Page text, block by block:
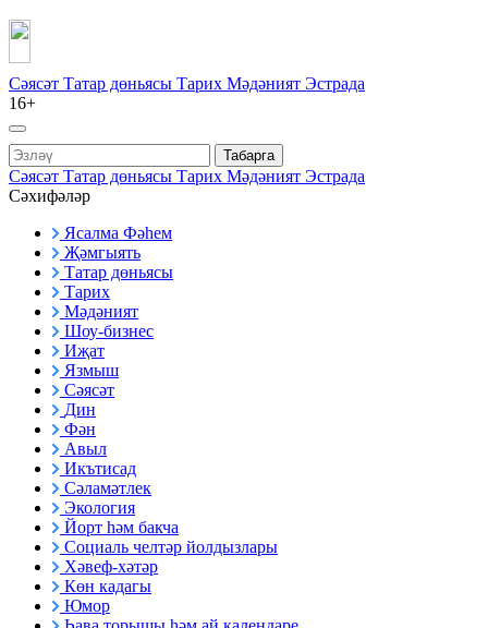
Сәясәт Татар дөньясы Тарих Мәдәният Эстрада
16+
Табарга
Сәясәт Татар дөньясы Тарих Мәдәният Эстрада
Сәхифәләр
Ясалма Фәһем
Җәмгыять
Татар дөньясы
Тарих
Мәдәният
Шоу-бизнес
Иҗат
Язмыш
Сәясәт
Дин
Фән
Авыл
Икътисад
Сәламәтлек
Экология
Йорт һәм бакча
Социаль челтәр йолдызлары
Хәвеф-хәтәр
Көн кадагы
Юмор